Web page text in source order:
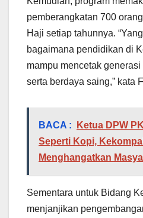
pemberangkatan 700
Haji setiap tahunnya.
bagaimana pendidikan di
mampu mencetak
serta berdaya saing,” kata
BACA :
Ketua DPW
Seperti Kopi,
Menghangatkan
Sementara untuk Bidang
menjanjikan